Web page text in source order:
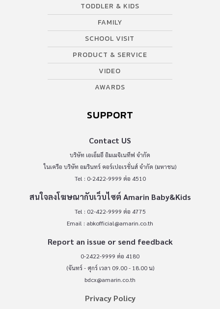
TODDLER & KIDS
FAMILY
SCHOOL VISIT
PRODUCT & SERVICE
VIDEO
AWARDS
SUPPORT
Contact US
บริษัท เอเอ็มอี อิมเมจิเนทีฟ จำกัด
ในเครือ บริษัท อมรินทร์ คอร์เปอเรชั่นส์ จำกัด (มหาชน)
Tel : 0-2422-9999 ต่อ 4510
สนใจลงโฆษณากับเว็บไซต์ Amarin Baby&Kids
Tel : 02-422-9999 ต่อ 4775
Email : abkofficial@amarin.co.th
Report an issue or send feedback
0-2422-9999 ต่อ 4180
(จันทร์ - ศุกร์ เวลา 09.00 - 18.00 น)
bdcx@amarin.co.th
Privacy Policy